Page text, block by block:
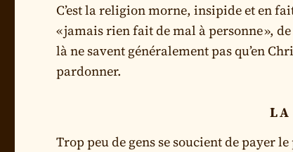
C’est la religion morne, insipide et en
« jamais rien fait de mal à personne »,
là ne savent généralement pas qu’en
pardonner.
LA
Trop peu de gens se soucient de payer